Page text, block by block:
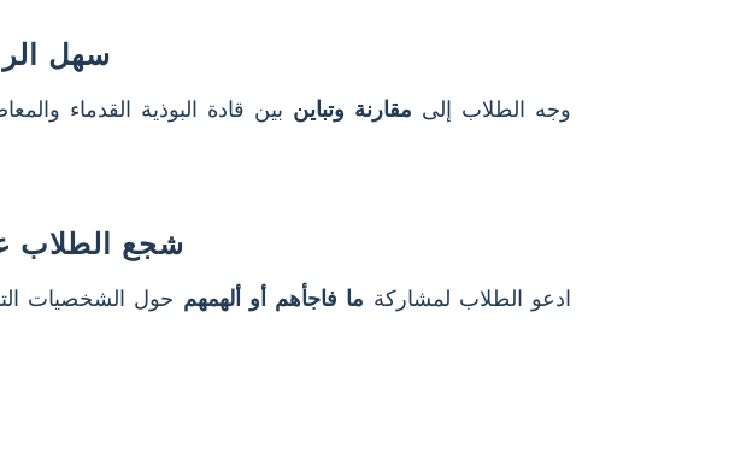
سهل
وجه الطلاب إلى مقارنة وتباين بين قادة البوذية القدماء
شجع الطلاب
ادعو الطلاب لمشاركة ما فاجأهم أو ألهمهم حول الشخصيات